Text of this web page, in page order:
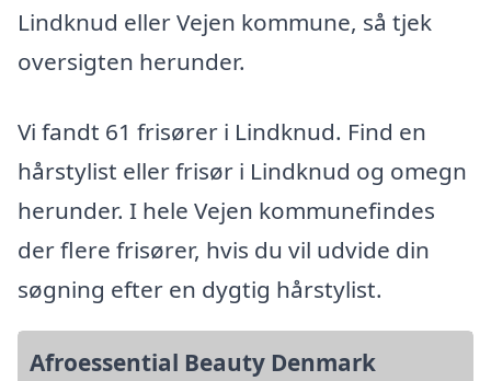
Lindknud eller Vejen kommune, så tjek
oversigten herunder.
Vi fandt 61 frisører i Lindknud. Find en
hårstylist eller frisør i Lindknud og omegn
herunder. I hele Vejen kommunefindes
der flere frisører, hvis du vil udvide din
søgning efter en dygtig hårstylist.
Afroessential Beauty Denmark